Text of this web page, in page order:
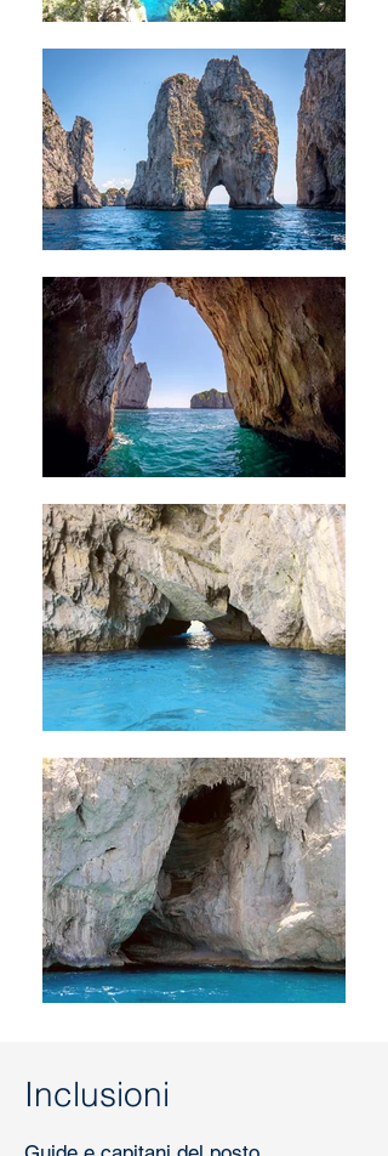
Inclusioni